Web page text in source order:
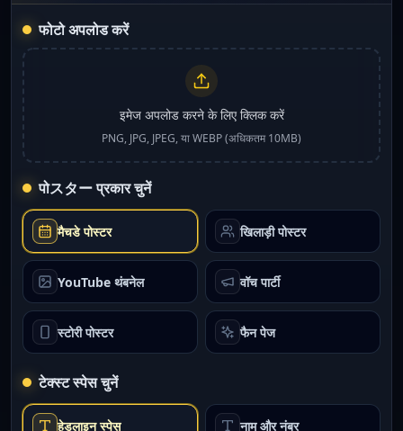
फोटो अपलोड करें
इमेज अपलोड करने के लिए क्लिक करें
PNG, JPG, JPEG, या WEBP (अधिकतम 10MB)
पोスター प्रकार चुनें
मैचडे पोस्टर खिलाड़ी पोस्टर
YouTube थंबनेल वॉच पार्टी
स्टोरी पोस्टर फैन पेज
टेक्स्ट स्पेस चुनें
हेडलाइन स्पेस नाम और नंबर